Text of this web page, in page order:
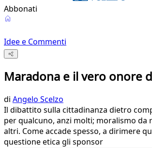
Abbonati
Idee e Commenti
Maradona e il vero onore
di Angelo Scelzo
Il dibattito sulla cittadinanza dietro
per qualcuno, anzi molti; moralismo da
altri. Come accade spesso, a dirimere
questione etica gli sponsor